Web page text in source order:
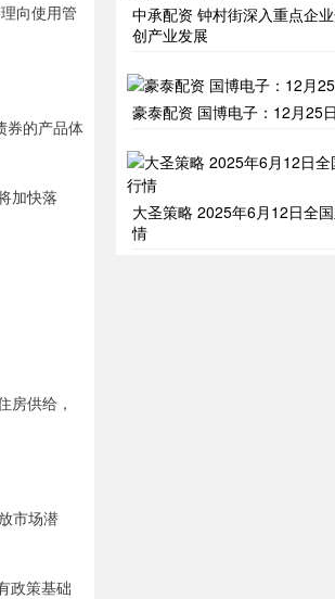
向使用管
券的产品体
加快落
房供给，
市场潜
政策基础
中承配资 钟村街深入重点企
创产业发展
豪泰配资 国博电子：12月25
大圣策略 2025年6月12日全
情